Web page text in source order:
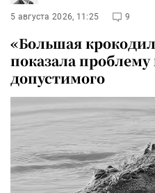
5 августа 2026, 11:25 9
«Большая
показала проблему
допустимого